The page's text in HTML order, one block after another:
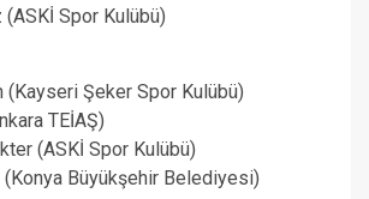
(ASKİ Spor Kulübü)
(Kayseri Şeker Spor Kulübü)
TEİAŞ)
(ASKİ Spor Kulübü)
(Konya Büyükşehir Belediyesi)